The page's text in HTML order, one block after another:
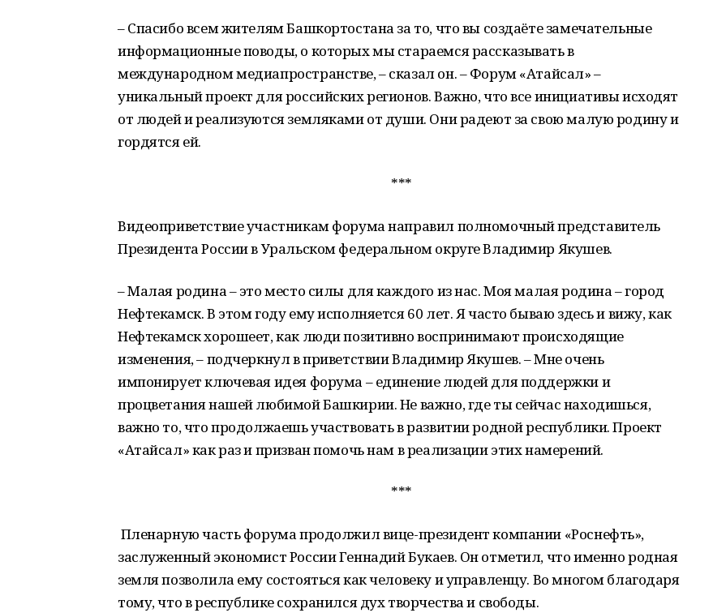
– Спасибо всем жителям Башкортостана за то, что вы создаёте замечательные
информационные поводы, о которых мы стараемся рассказывать в
международном медиапространстве, – сказал он. – Форум «Атайсал» –
уникальный проект для российских регионов. Важно, что все инициативы исходят
от людей и реализуются земляками от души. Они радеют за свою малую родину и
гордятся ей.
***
Видеоприветствие участникам форума направил полномочный представитель
Президента России в Уральском федеральном округе Владимир Якушев.
– Малая родина – это место силы для каждого из нас. Моя малая родина – город
Нефтекамск. В этом году ему исполняется 60 лет. Я часто бываю здесь и вижу, как
Нефтекамск хорошеет, как люди позитивно воспринимают происходящие
изменения, – подчеркнул в приветствии Владимир Якушев. – Мне очень
импонирует ключевая идея форума – единение людей для поддержки и
процветания нашей любимой Башкирии. Не важно, где ты сейчас находишься,
важно то, что продолжаешь участвовать в развитии родной республики. Проект
«Атайсал» как раз и призван помочь нам в реализации этих намерений.
***
Пленарную часть форума продолжил вице-президент компании «Роснефть»,
заслуженный экономист России Геннадий Букаев. Он отметил, что именно родная
земля позволила ему состояться как человеку и управленцу. Во многом благодаря
тому, что в республике сохранился дух творчества и свободы.